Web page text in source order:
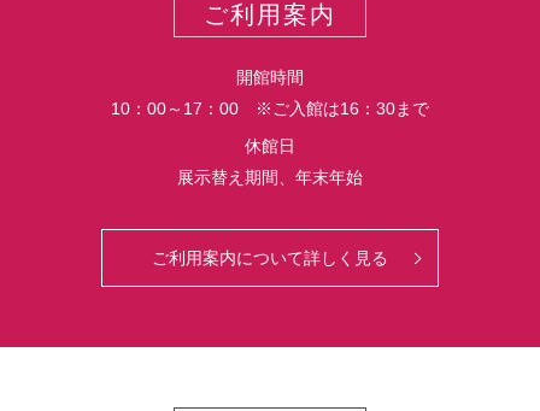
ご利用案内
開館時間
10：00～17：00 ※ご入館は16：30まで
休館日
展示替え期間、年末年始
ご利用案内について詳しく見る